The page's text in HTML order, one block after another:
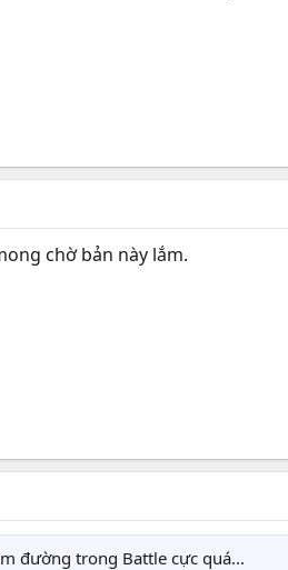
chờ bản này lắm.
đường trong Battle cực quá...